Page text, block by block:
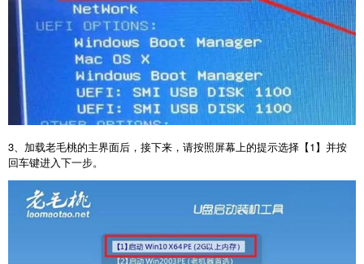
3 、加载老毛桃的主界面后，接下来，请按照屏幕上的提示选择【1】并按
回车键进入下一步。